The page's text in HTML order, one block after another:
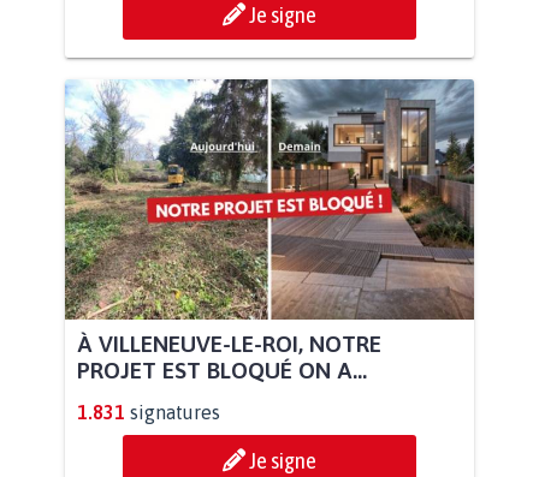
Je signe
À VILLENEUVE-LE-ROI, NOTRE
PROJET EST BLOQUÉ ON A...
1.831 signatures
Je signe